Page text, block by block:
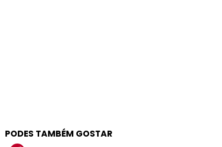
PODES TAMBÉM GOSTAR